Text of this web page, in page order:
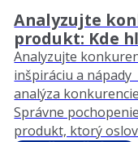
Analyzujte
produkt: Kde
Analyzujte
inšpiráciu a
analýza
Správne
produkt, ktorý